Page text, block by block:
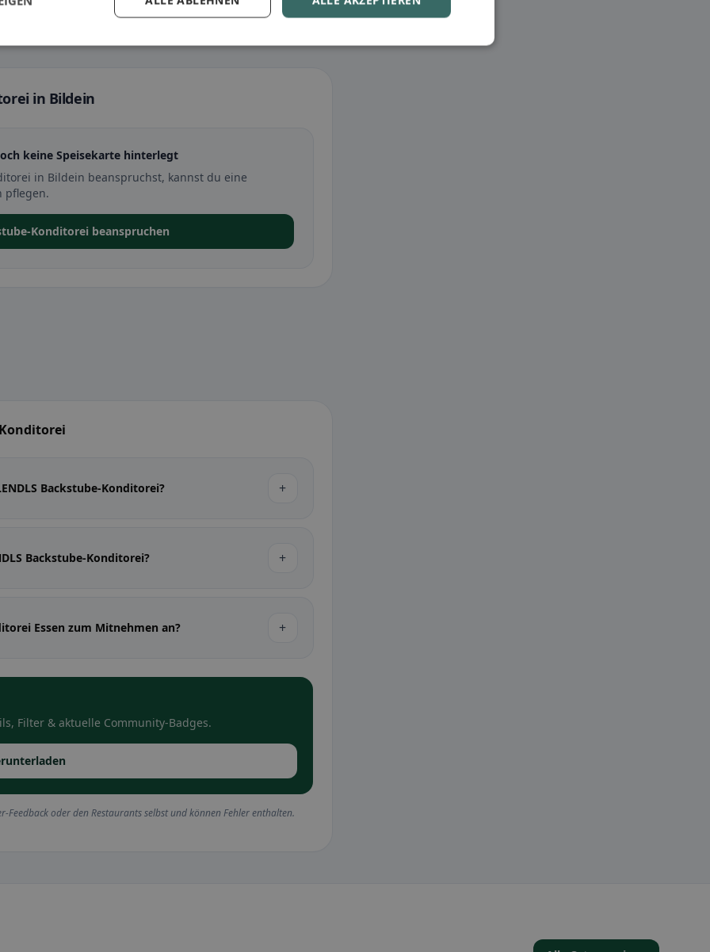
in Bildein
keine Speisekarte hinterlegt
in Bildein beanspruchst, kannst du eine
pflegen.
Konditorei beanspruchen
Backstube-Konditorei? +
Backstube-Konditorei? +
Essen zum Mitnehmen an? +
Filter & aktuelle Community-Badges.
oder den Restaurants selbst und können Fehler enthalten.